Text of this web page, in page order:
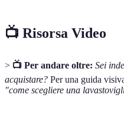
📺 Risorsa Video
> 📺 Per andare oltre: Sei
acquistare? Per una guida
"come scegliere una